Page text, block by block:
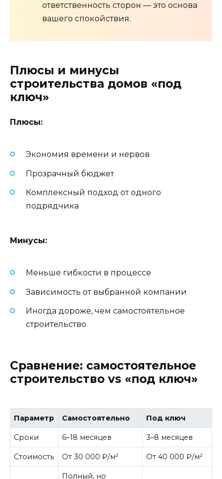
ответственность сторон — это основа
вашего спокойствия.
Плюсы и минусы
строительства домов «под
ключ»
Плюсы:
Экономия времени и нервов
Прозрачный бюджет
Комплексный подход от одного
подрядчика
Минусы:
Меньше гибкости в процессе
Зависимость от выбранной компании
Иногда дороже, чем самостоятельное
строительство
Сравнение: самостоятельное
строительство vs «под ключ»
Параметр Самостоятельно Под ключ
Сроки 6–18 месяцев 3–8 месяцев
Стоимость От 30 000 ₽/м² От 40 000 ₽/м²
Полный, но